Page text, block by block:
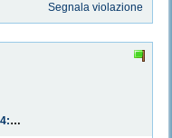
Segnala violazione
Dance with the Devil, tonight [24:00 Oggi non è più oggi…]